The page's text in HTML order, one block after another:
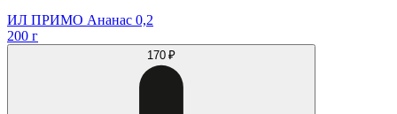
ИЛ ПРИМО Ананас 0,2
200 г
170 ₽